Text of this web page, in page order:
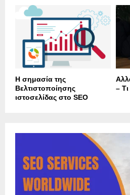
Η σημασία της
Βελτιστοποίησης
ιστοσελίδας στο SEO
–